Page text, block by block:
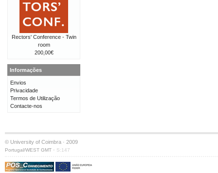
Rectors' Conference - Twin
room
200,00€
Informações
Envios
Privacidade
Termos de Utilização
Contacte-nos
© University of Coimbra · 2009
Portugal/WEST GMT · S:147